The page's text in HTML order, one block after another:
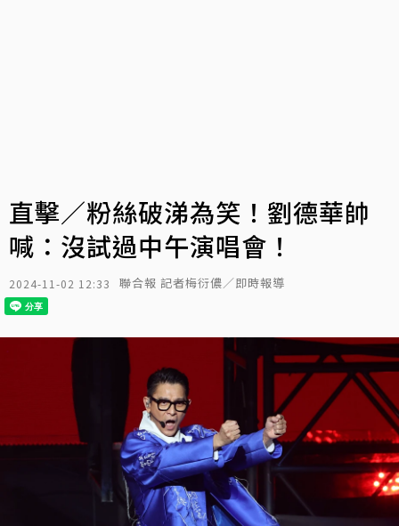
直擊／粉絲破涕為笑！劉德華帥
喊：沒試過中午演唱會！
2024-11-02 12:33 聯合報 記者梅衍儂／即時報導